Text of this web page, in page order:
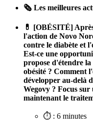
🗞️ Les meilleures
💊 [OBÉSITÉ]
l'action de Novo
contre le diabète et
Est-ce une
propose d'étendre
obésité ? Comment
développer au-delà
Wegovy ? Focus
maintenant le
⏱️ : 6 minutes